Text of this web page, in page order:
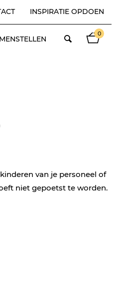
INSPIRATIE OPDOEN
0
van je personeel of
niet gepoetst te worden.